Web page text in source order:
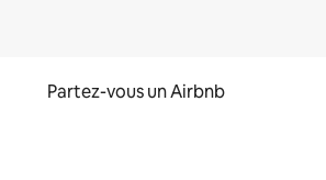
Partez-vous un Airbnb